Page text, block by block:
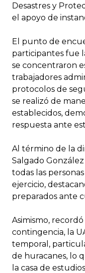
Desastres y
el apoyo de
El punto de
participantes fue
se concentraron
trabajadores
protocolos de
se realizó de
establecidos,
respuesta ante
Al término de la
Salgado
todas las
ejercicio,
preparados ante
Asimismo,
contingencia, la
temporal,
de huracanes, lo
la casa de